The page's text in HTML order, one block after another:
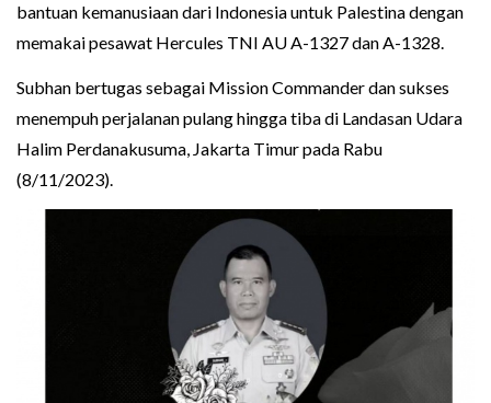
bantuan kemanusiaan dari Indonesia untuk Palestina dengan
memakai pesawat Hercules TNI AU A-1327 dan A-1328.
Subhan bertugas sebagai Mission Commander dan sukses
menempuh perjalanan pulang hingga tiba di Landasan Udara
Halim Perdanakusuma, Jakarta Timur pada Rabu
(8/11/2023).